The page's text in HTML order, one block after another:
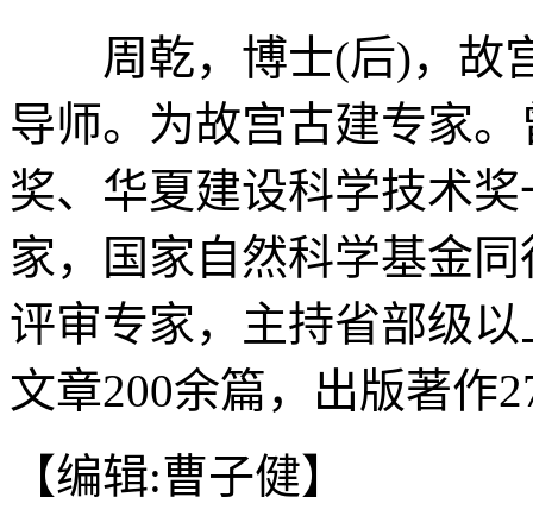
周乾，博士(后)，故
导师。为故宫古建专家
奖、华夏建设科学技术
家，国家自然科学基金
评审专家，主持省部级
文章200余篇，出版著作
【编辑:曹子健】